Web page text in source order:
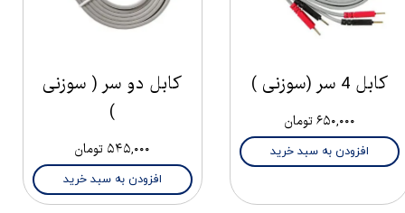
کابل 4 سر (سوزنی )
۶۵۰,۰۰۰ تومان
افزودن به سبد خرید
کابل دو سر ( سوزنی
)
۵۴۵,۰۰۰ تومان
افزودن به سبد خرید